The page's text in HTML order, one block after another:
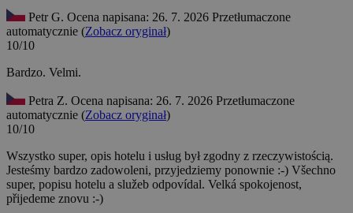
Petr G. Ocena napisana: 26. 7. 2026 Przetłumaczone
automatycznie (Zobacz oryginał)
10/10
Bardzo. Velmi.
Petra Z. Ocena napisana: 26. 7. 2026 Przetłumaczone
automatycznie (Zobacz oryginał)
10/10
Wszystko super, opis hotelu i usług był zgodny z rzeczywistością.
Jesteśmy bardzo zadowoleni, przyjedziemy ponownie :-) Všechno
super, popisu hotelu a služeb odpovídal. Velká spokojenost,
přijedeme znovu :-)